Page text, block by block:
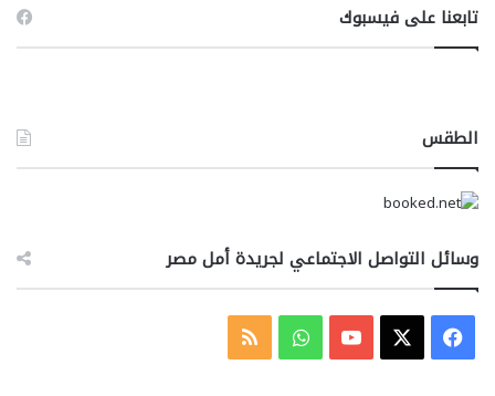
تابعنا على فيسبوك
الطقس
وسائل التواصل الاجتماعي لجريدة أمل مصر
فيسبوك ‫YouTubeواتسابملخص